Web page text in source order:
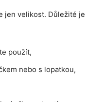
jen velikost. Důležité je
použít,
nebo s lopatkou,